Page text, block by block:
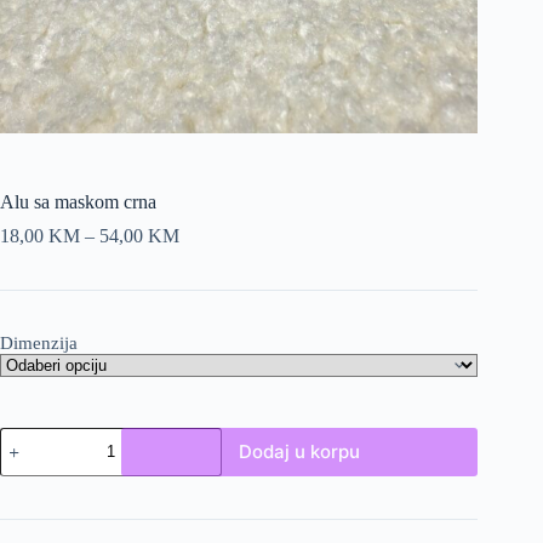
Alu sa maskom crna
18,00 KM – 54,00 KMPrice
Dimenzija
Alu
sa
maskom
količina
Dodaj u korpu